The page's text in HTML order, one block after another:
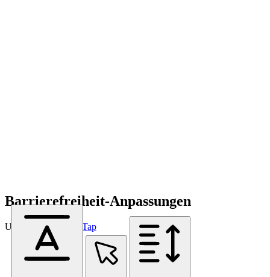
Barrierefreiheit-Anpassungen
Unterstützt von OneTap